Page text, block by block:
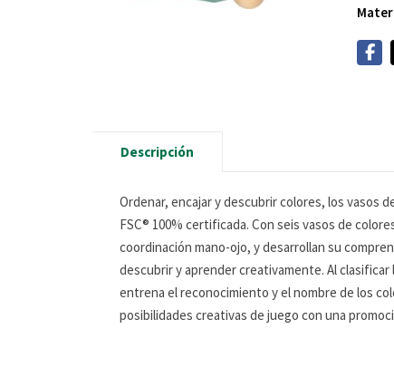
Descripción
Ordenar, encajar y descubrir colores, los vasos
FSC® 100% certificada. Con seis vasos de
coordinación mano-ojo, y desarrollan su
descubrir y aprender creativamente. Al
entrena el reconocimiento y el nombre de los
posibilidades creativas de juego con una